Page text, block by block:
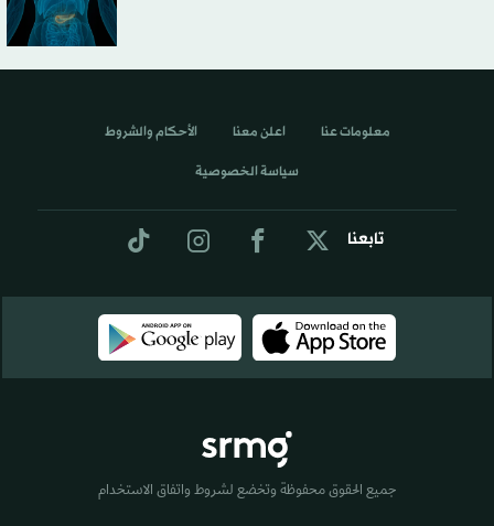
تابعنا
معلومات عنا اعلن معنا الأحكام والشروط
سياسة الخصوصية
جميع الحقوق محفوظة وتخضع لشروط واتفاق الاستخدام